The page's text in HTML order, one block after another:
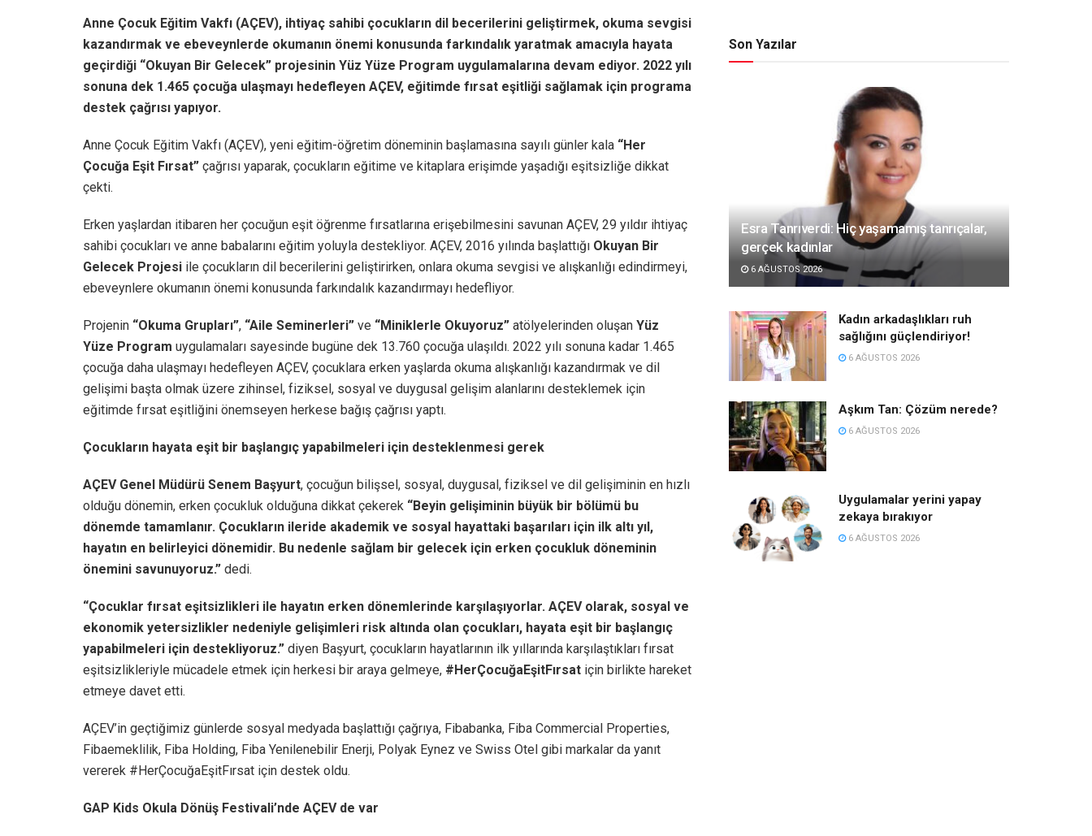
Anne Çocuk Eğitim Vakfı (AÇEV), ihtiyaç sahibi çocukların dil becerilerini geliştirmek, okuma sevgisi
kazandırmak ve ebeveynlerde okumanın önemi konusunda farkındalık yaratmak amacıyla hayata
geçirdiği “Okuyan Bir Gelecek” projesinin Yüz Yüze Program uygulamalarına devam ediyor. 2022 yılı
sonuna dek 1.465 çocuğa ulaşmayı hedefleyen AÇEV, eğitimde fırsat eşitliği sağlamak için programa
destek çağrısı yapıyor.
Anne Çocuk Eğitim Vakfı (AÇEV), yeni eğitim-öğretim döneminin başlamasına sayılı günler kala “Her
Çocuğa Eşit Fırsat” çağrısı yaparak, çocukların eğitime ve kitaplara erişimde yaşadığı eşitsizliğe dikkat
çekti.
Erken yaşlardan itibaren her çocuğun eşit öğrenme fırsatlarına erişebilmesini savunan AÇEV, 29 yıldır ihtiyaç
sahibi çocukları ve anne babalarını eğitim yoluyla destekliyor. AÇEV, 2016 yılında başlattığı Okuyan Bir
Gelecek Projesi ile çocukların dil becerilerini geliştirirken, onlara okuma sevgisi ve alışkanlığı edindirmeyi,
ebeveynlere okumanın önemi konusunda farkındalık kazandırmayı hedefliyor.
Projenin “Okuma Grupları”, “Aile Seminerleri” ve “Miniklerle Okuyoruz” atölyelerinden oluşan Yüz
Yüze Program uygulamaları sayesinde bugüne dek 13.760 çocuğa ulaşıldı. 2022 yılı sonuna kadar 1.465
çocuğa daha ulaşmayı hedefleyen AÇEV, çocuklara erken yaşlarda okuma alışkanlığı kazandırmak ve dil
gelişimi başta olmak üzere zihinsel, fiziksel, sosyal ve duygusal gelişim alanlarını desteklemek için
eğitimde fırsat eşitliğini önemseyen herkese bağış çağrısı yaptı.
Çocukların hayata eşit bir başlangıç yapabilmeleri için desteklenmesi gerek
AÇEV Genel Müdürü Senem Başyurt, çocuğun bilişsel, sosyal, duygusal, fiziksel ve dil gelişiminin en hızlı
olduğu dönemin, erken çocukluk olduğuna dikkat çekerek “Beyin gelişiminin büyük bir bölümü bu
dönemde tamamlanır. Çocukların ileride akademik ve sosyal hayattaki başarıları için ilk altı yıl,
hayatın en belirleyici dönemidir. Bu nedenle sağlam bir gelecek için erken çocukluk döneminin
önemini savunuyoruz.” dedi.
“Çocuklar fırsat eşitsizlikleri ile hayatın erken dönemlerinde karşılaşıyorlar. AÇEV olarak, sosyal ve
ekonomik yetersizlikler nedeniyle gelişimleri risk altında olan çocukları, hayata eşit bir başlangıç
yapabilmeleri için destekliyoruz.” diyen Başyurt, çocukların hayatlarının ilk yıllarında karşılaştıkları fırsat
eşitsizlikleriyle mücadele etmek için herkesi bir araya gelmeye, #HerÇocuğaEşitFırsat için birlikte hareket
etmeye davet etti.
AÇEV’in geçtiğimiz günlerde sosyal medyada başlattığı çağrıya, Fibabanka, Fiba Commercial Properties,
Fibaemeklilik, Fiba Holding, Fiba Yenilenebilir Enerji, Polyak Eynez ve Swiss Otel gibi markalar da yanıt
vererek #HerÇocuğaEşitFırsat için destek oldu.
GAP Kids Okula Dönüş Festivali’nde AÇEV de var
Son Yazılar
Esra Tanrıverdi: Hiç yaşamamış tanrıçalar,
gerçek kadınlar
6 AĞUSTOS 2026
Kadın arkadaşlıkları ruh
sağlığını güçlendiriyor!
6 AĞUSTOS 2026
Aşkım Tan: Çözüm nerede?
6 AĞUSTOS 2026
Uygulamalar yerini yapay
zekaya bırakıyor
6 AĞUSTOS 2026